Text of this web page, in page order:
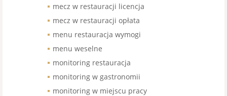
mecz w restauracji licencja
mecz w restauracji opłata
menu restauracja wymogi
menu weselne
monitoring restauracja
monitoring w gastronomii
monitoring w miejscu pracy